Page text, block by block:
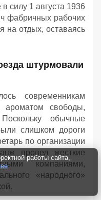
силу 1 августа 1936
фабричных рабочих
на отдых, оставаясь
штурмовали
современникам
ароматом свободы,
обычные
слишком дороги
по организации
провел жесткие
компаниями,
«народного»
работы сайта,